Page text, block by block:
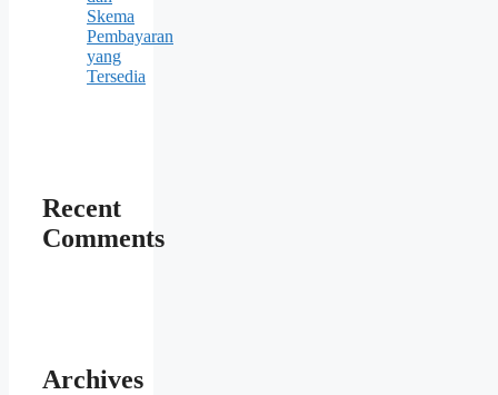
Skema
Pembayaran
yang
Tersedia
Recent
Comments
Archives